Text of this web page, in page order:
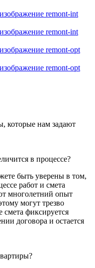
которые нам задают
в процессе?
быть уверены в том,
работ и смета
многолетний опыт
могут трезво
фиксируется
договора и остается